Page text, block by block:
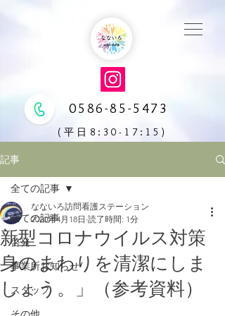
0586-85-5473
(平日8:30-17:15)
記事
全ての記事
啓発
事業所お知らせ
スタッフ
全ての記事
新型コロナウイルス対策
身のまわりを清潔にしま
しょう。」（参考資料）
なないろ訪問看護ステーション
2020年4月18日 読了時間: 1分